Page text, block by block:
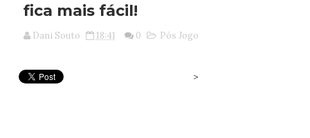
fica mais fácil!
Dani Souto 18:41 0 Pós Jogo
>